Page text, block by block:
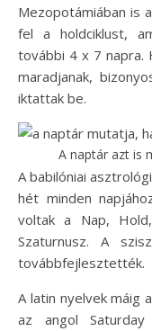
Mezopotámiában is
fel a holdciklust,
további 4 x 7 napra.
maradjanak,
iktattak be.
A naptár azt is
A babilóniai
hét minden
voltak a Nap,
Szaturnusz. A
továbbfejlesztették.
A latin nyelvek máig
az angol